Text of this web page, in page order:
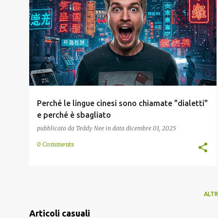
Perché le lingue cinesi sono chiamate "dialetti"
e perché è sbagliato
pubblicato da Teddy Nee in data dicembre 01, 2025
CINA EQUIVOCO EUROPA LINGUISTICA
OCCIDENTALE +
POLITICA
0 Comments
Articoli casuali